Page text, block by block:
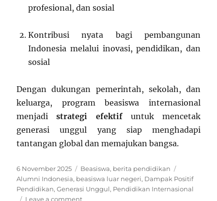
profesional, dan sosial
Kontribusi nyata bagi pembangunan
Indonesia melalui inovasi, pendidikan, dan
sosial
Dengan dukungan pemerintah, sekolah, dan
keluarga, program beasiswa internasional
menjadistrategi efektifuntuk mencetak
generasi unggul yang siap menghadapi
tantangan global dan memajukan bangsa.
Posted
on
6 November 2025 Categories
Beasiswa, berita pendidikan
Alumni Indonesia, beasiswa luar negeri, Dampak Positif
Pendidikan,Generasi Unggul, Pendidikan Internasional
Leave a commenton